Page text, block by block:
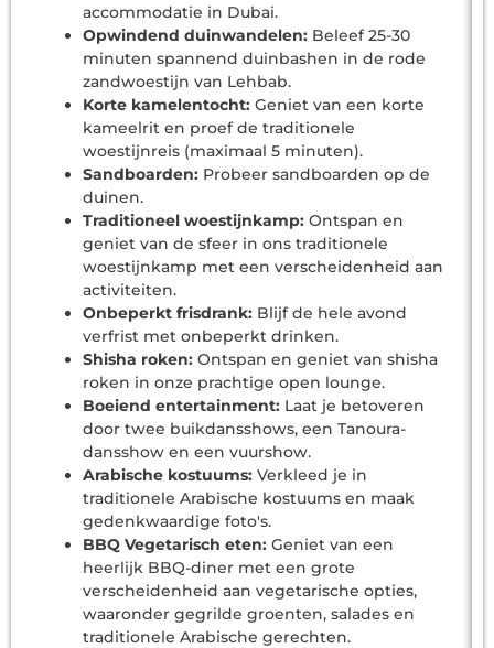
accommodatie in Dubai.
Opwindend duinwandelen: Beleef 25-30
minuten spannend duinbashen in de rode
zandwoestijn van Lehbab.
Korte kamelentocht: Geniet van een korte
kameelrit en proef de traditionele
woestijnreis (maximaal 5 minuten).
Sandboarden: Probeer sandboarden op de
duinen.
Traditioneel woestijnkamp: Ontspan en
geniet van de sfeer in ons traditionele
woestijnkamp met een verscheidenheid aan
activiteiten.
Onbeperkt frisdrank: Blijf de hele avond
verfrist met onbeperkt drinken.
Shisha roken: Ontspan en geniet van shisha
roken in onze prachtige open lounge.
Boeiend entertainment: Laat je betoveren
door twee buikdansshows, een Tanoura-
dansshow en een vuurshow.
Arabische kostuums: Verkleed je in
traditionele Arabische kostuums en maak
gedenkwaardige foto's.
BBQ Vegetarisch eten: Geniet van een
heerlijk BBQ-diner met een grote
verscheidenheid aan vegetarische opties,
waaronder gegrilde groenten, salades en
traditionele Arabische gerechten.